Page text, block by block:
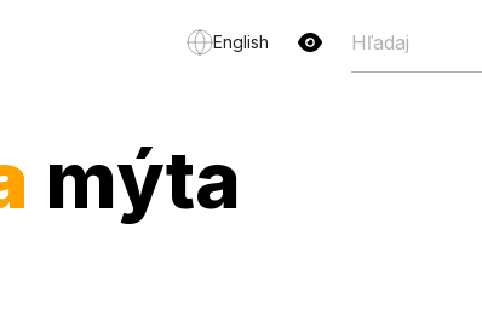
English
mýta